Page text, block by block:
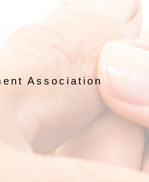
Association